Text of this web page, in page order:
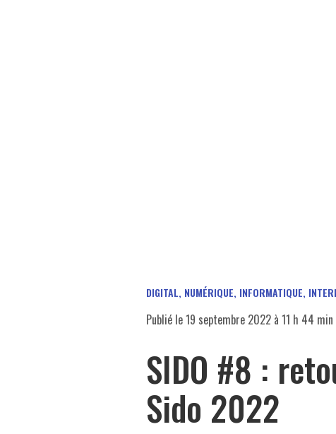
DIGITAL, NUMÉRIQUE, INFORMATIQUE,
Publié le19 septembre 2022 à 11 h 44 min
SIDO #8 :
Sido 2022